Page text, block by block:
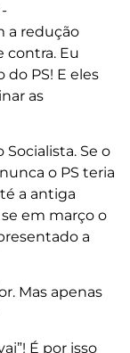
a redução
contra. Eu
PS! E eles
as
Se o
o PS teria
a antiga
em março o
a
Mas apenas
É por isso